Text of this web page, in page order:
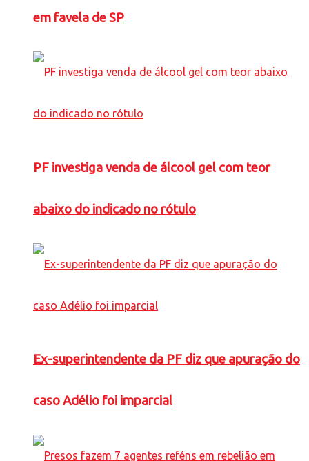
em favela de SP
PF investiga venda de álcool gel com teor
abaixo do indicado no rótulo
Ex-superintendente da PF diz que apuração do
caso Adélio foi imparcial